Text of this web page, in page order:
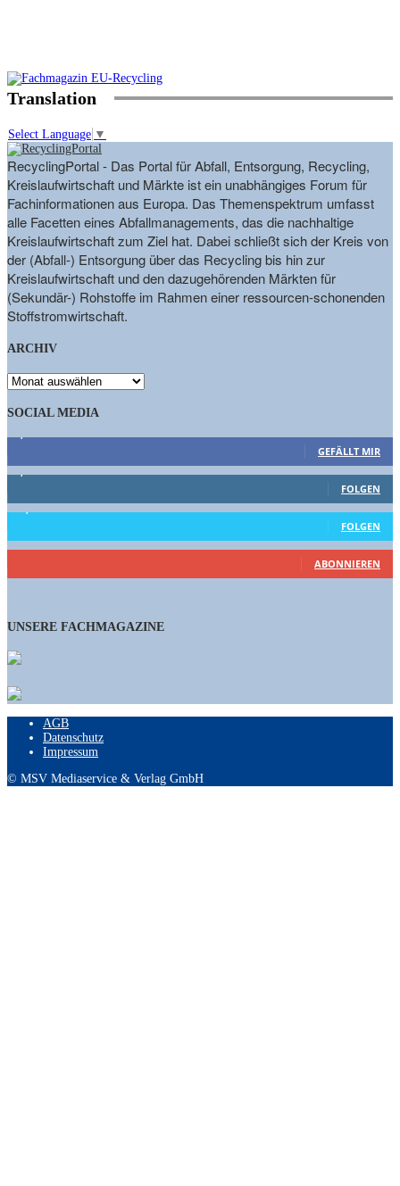
Translation
Select Language ▼
RecyclingPortal - Das Portal für Abfall, Entsorgung, Recycling,
Kreislaufwirtschaft und Märkte ist ein unabhängiges Forum für
Fachinformationen aus Europa. Das Themenspektrum umfasst
alle Facetten eines Abfallmanagements, das die nachhaltige
Kreislaufwirtschaft zum Ziel hat. Dabei schließt sich der Kreis von
der (Abfall-) Entsorgung über das Recycling bis hin zur
Kreislaufwirtschaft und den dazugehörenden Märkten für
(Sekundär-) Rohstoffe im Rahmen einer ressourcen-schonenden
Stoffstromwirtschaft.
ARCHIV
ARCHIV
SOCIAL MEDIA
GEFÄLLT MIR
1,662 Follower
FOLGEN
15,658 Follower
FOLGEN
460 Abonnenten
ABONNIEREN
UNSERE FACHMAGAZINE
AGB
Datenschutz
Impressum
© MSV Mediaservice & Verlag GmbH